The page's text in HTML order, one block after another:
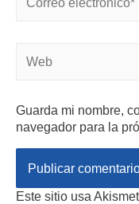
Guarda mi nombre,
navegador para la
Este sitio usa